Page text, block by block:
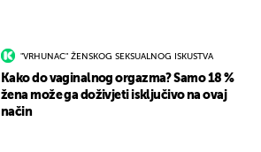
"VRHUNAC" ŽENSKOG SEKSUALNOG ISKUSTVA
Kako do vaginalnog orgazma? Samo 18 %
žena može ga doživjeti isključivo na ovaj
način